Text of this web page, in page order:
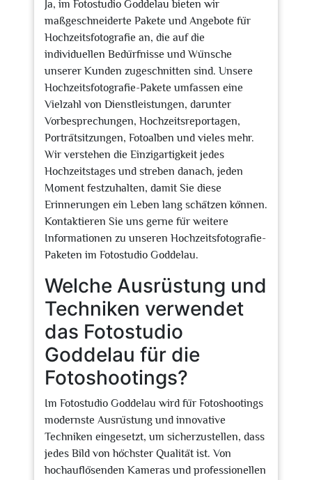
Ja, im Fotostudio Goddelau bieten wir
maßgeschneiderte Pakete und Angebote für
Hochzeitsfotografie an, die auf die
individuellen Bedürfnisse und Wünsche
unserer Kunden zugeschnitten sind. Unsere
Hochzeitsfotografie-Pakete umfassen eine
Vielzahl von Dienstleistungen, darunter
Vorbesprechungen, Hochzeitsreportagen,
Porträtsitzungen, Fotoalben und vieles mehr.
Wir verstehen die Einzigartigkeit jedes
Hochzeitstages und streben danach, jeden
Moment festzuhalten, damit Sie diese
Erinnerungen ein Leben lang schätzen können.
Kontaktieren Sie uns gerne für weitere
Informationen zu unseren Hochzeitsfotografie-
Paketen im Fotostudio Goddelau.
Welche Ausrüstung und
Techniken verwendet
das Fotostudio
Goddelau für die
Fotoshootings?
Im Fotostudio Goddelau wird für Fotoshootings
modernste Ausrüstung und innovative
Techniken eingesetzt, um sicherzustellen, dass
jedes Bild von höchster Qualität ist. Von
hochauflösenden Kameras und professionellen